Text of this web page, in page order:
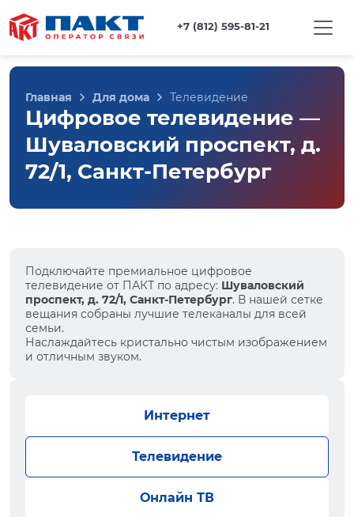
+7 (812) 595-81-21
Главная Для дома Телевидение
Цифровое телевидение —
Шуваловский проспект, д.
72/1, Санкт-Петербург
Подключайте премиальное цифровое
телевидение от ПАКТ по адресу: Шуваловский
проспект, д. 72/1, Санкт-Петербург. В нашей сетке
вещания собраны лучшие телеканалы для всей
семьи.
Наслаждайтесь кристально чистым изображением
и отличным звуком.
Интернет
Телевидение
Онлайн ТВ